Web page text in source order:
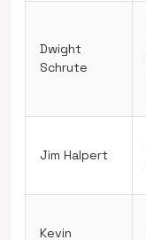
Dwight
Schrute
Jim Halpert
Kevin